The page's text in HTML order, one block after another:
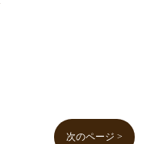
次のページ >